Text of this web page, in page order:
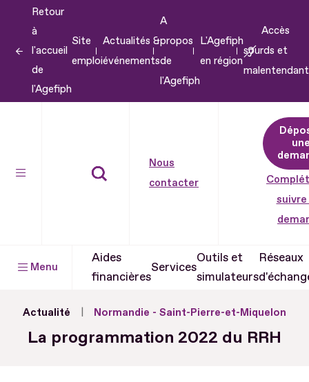
contenu
Retour
à
l'accueil
de
l'Agefiph
Site
emploi
Actualités &
événements
A
propos
de
l'Agefiph
L'Agefiph
en région
Accès
sourds et
Nous
contacter
suivre
Menu
Aides
financières
Services
Outils et
simulateurs
Réseaux
Actualité Normandie - Saint-Pierre-et-Miquelon
La programmation 2022 du RRH